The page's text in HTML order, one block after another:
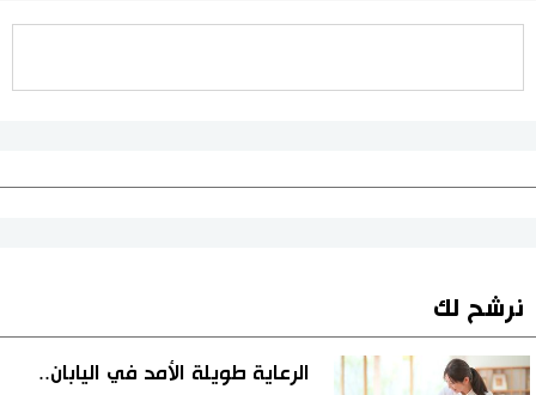
نرشح لك
الرعاية طويلة الأمد في اليابان..